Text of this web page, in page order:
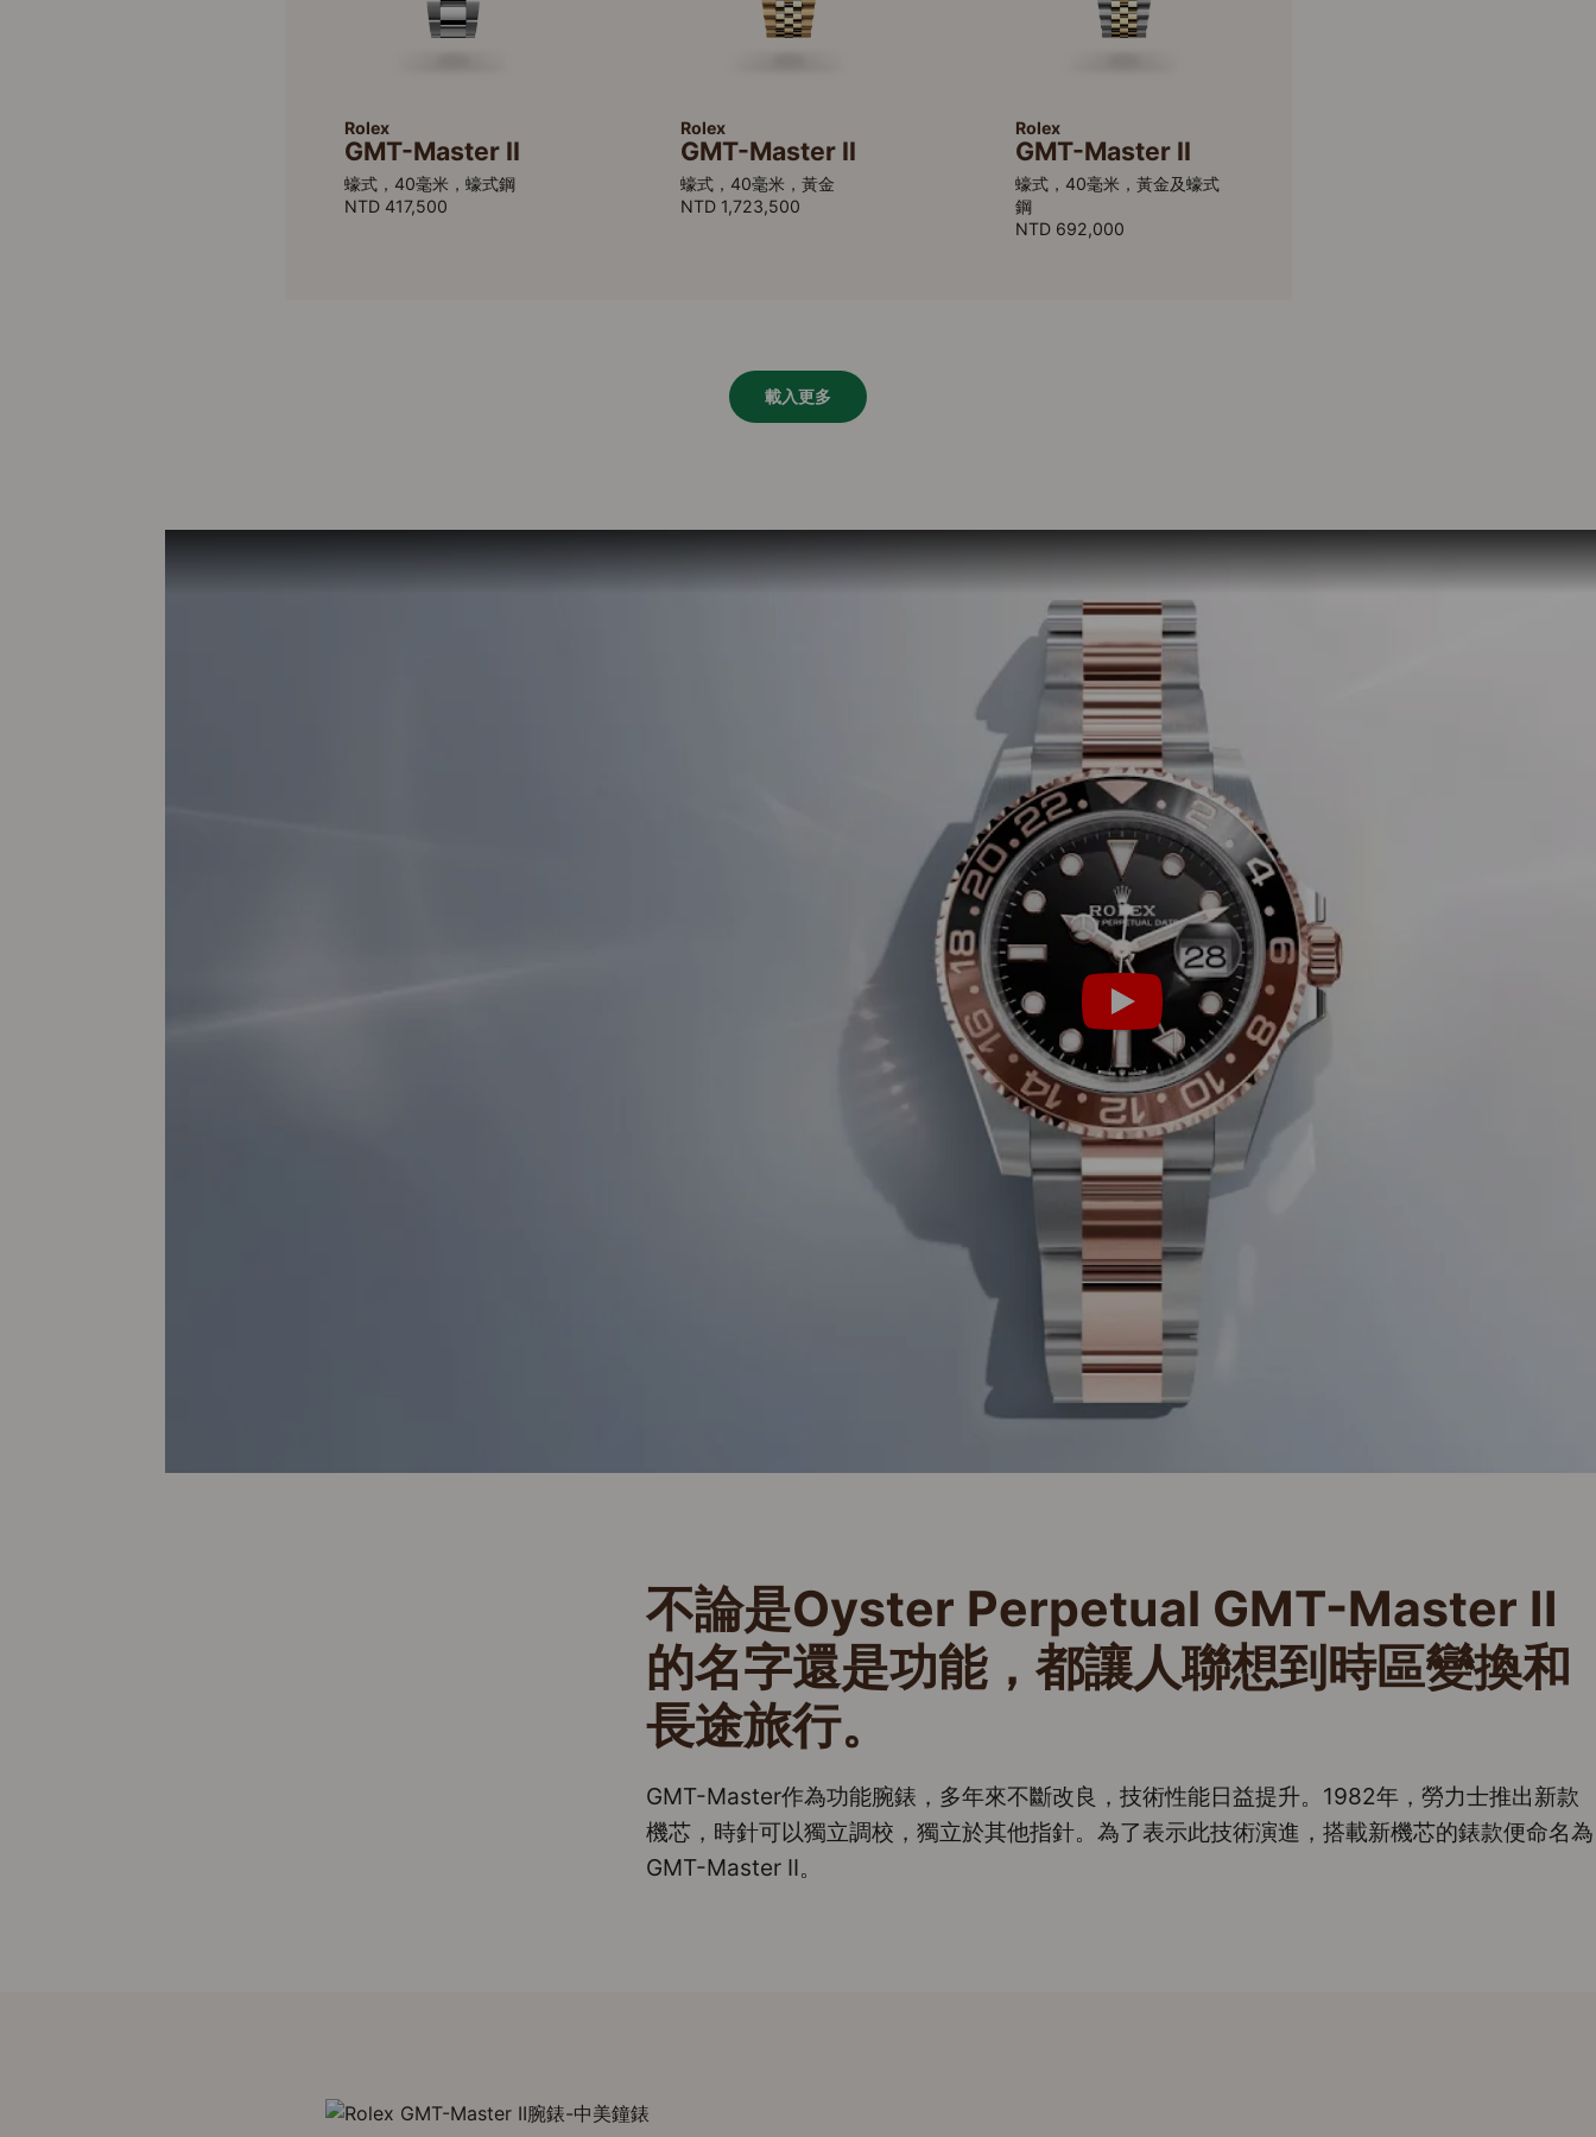
Rolex
GMT-Master II
蠔式，40毫米，蠔式鋼
NTD 417,500
Rolex
GMT-Master II
蠔式，40毫米，黃金
NTD 1,723,500
Rolex
GMT-Master II
蠔式，40毫米，黃金及蠔式
鋼
NTD 692,000
載入更多
不論是Oyster Perpetual GMT-Master II
的名字還是功能，都讓人聯想到時區變換和
長途旅行。
GMT-Master作為功能腕錶，多年來不斷改良，技術性能日益提升。1982年，勞力士推出新款
機芯，時針可以獨立調校，獨立於其他指針。為了表示此技術演進，搭載新機芯的錶款便命名為
GMT-Master II。